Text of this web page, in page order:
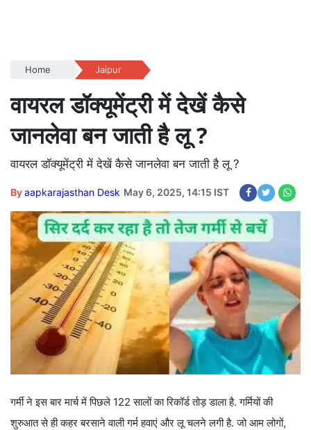
Home Jaipur
वायरल डॉक्यूमेंट्री में देखें कैसे
जानलेवा बन जाती है लू ?
वायरल डॉक्यूमेंट्री में देखें कैसे जानलेवा बन जाती है लू ?
Byaapkarajasthan Desk May 6, 2025, 14:15 IST
गर्मी ने इस बार मार्च में पिछले 122 सालों का रिकॉर्ड तोड़ डाला है. गर्मियों की
शुरुआत से ही कहर बरसाने वाली गर्म हवाएं और लू चलने लगी है. जो आम लोगों,